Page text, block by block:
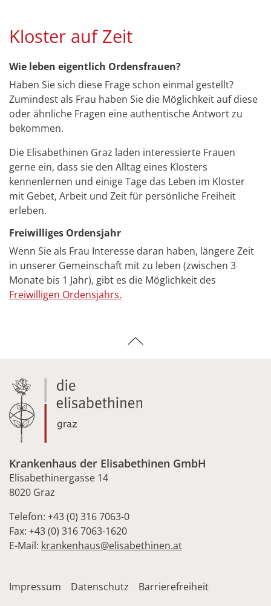
Kloster auf Zeit
Wie leben eigentlich Ordensfrauen?
Haben Sie sich diese Frage schon einmal gestellt?
Zumindest als Frau haben Sie die Möglichkeit auf diese
oder ähnliche Fragen eine authentische Antwort zu
bekommen.
Die Elisabethinen Graz laden interessierte Frauen
gerne ein, dass sie den Alltag eines Klosters
kennenlernen und einige Tage das Leben im Kloster
mit Gebet, Arbeit und Zeit für persönliche Freiheit
erleben.
Freiwilliges Ordensjahr
Wenn Sie als Frau Interesse daran haben, längere Zeit
in unserer Gemeinschaft mit zu leben (zwischen 3
Monate bis 1 Jahr), gibt es die Möglichkeit des
Freiwilligen Ordensjahrs.
Krankenhaus der Elisabethinen GmbH
Elisabethinergasse 14
8020 Graz
Telefon: +43 (0) 316 7063-0
Fax: +43 (0) 316 7063-1620
E-Mail: krankenhaus@elisabethinen.at
Impressum Datenschutz Barrierefreiheit